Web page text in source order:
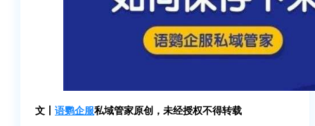
文丨 语鹦企服私域管家原创，未经授权不得转载